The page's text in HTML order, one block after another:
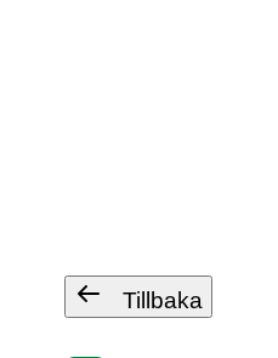
Tillbaka